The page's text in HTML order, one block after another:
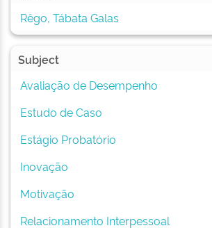
Rêgo, Tábata Galas
Subject
Avaliação de Desempenho
Estudo de Caso
Estágio Probatório
Inovação
Motivação
Relacionamento Interpessoal